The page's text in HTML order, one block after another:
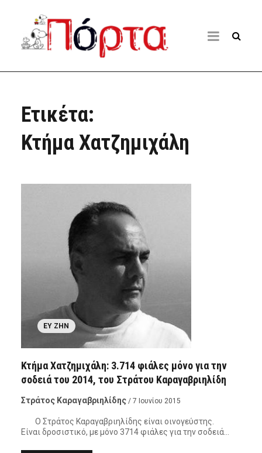
Ετικέτα:
Κτήμα Χατζημιχάλη
ΕΥ ΖΗΝ
Κτήμα Χατζημιχάλη: 3.714 φιάλες μόνο για την
σοδειά του 2014, του Στράτου Καραγαβριηλίδη
Στράτος Καραγαβριηλίδης / 7 Ιουνίου 2015
Ο Στράτος Καραγαβριηλίδης είναι οινογεύστης.
Είναι δροσιστικό, με μόνο 3714 φιάλες για την σοδειά…